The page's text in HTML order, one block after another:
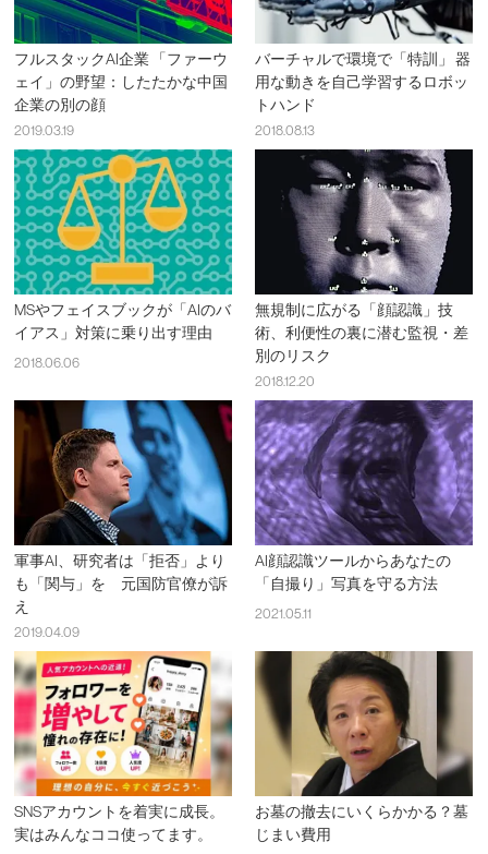
フルスタックAI企業 「ファーウ
ェイ」の野望：したたかな中国
企業の別の顔
2019.03.19
バーチャルで環境で「特訓」 器
用な動きを自己学習するロボッ
トハンド
2018.08.13
MSやフェイスブックが「AIのバ
イアス」対策に乗り出す理由
2018.06.06
無規制に広がる「顔認識」技
術、利便性の裏に潜む監視・差
別のリスク
2018.12.20
軍事AI、研究者は「拒否」より
も「関与」を 元国防官僚が訴
え
2019.04.09
AI顔認識ツールからあなたの
「自撮り」写真を守る方法
2021.05.11
SNSアカウントを着実に成長。
実はみんなココ使ってます。
お墓の撤去にいくらかかる？墓
じまい費用